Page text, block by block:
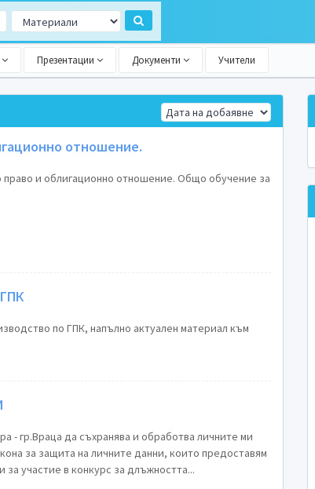
Презентации Документи Учители
отношение.
и облигационно отношение. Общо обучение за
по ГПК, напълно актуален материал към
- гр.Враца да съхранява и обработва личните ми
за защита на личните данни, които предоставям
участие в конкурс за длъжността...